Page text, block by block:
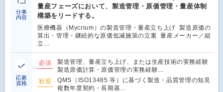
仕事
内容
量産フェーズにおいて、製造管理・原価管理・量産体制
構築をリードする。
医療機器（Mycrium）の製造管理・量産立ち上げ 製造原価の
算出・管理・継続的な原価低減施策の立案 量産メーカー／組
立…
応募
資格
必須
製造管理、量産立ち上げ、または生産技術の実務経験
製造原価計算・原価管理の実務経験…
歓迎
QMS（ISO13485 等）に基づく製造・品質管理の知見
複数年度契約・長期基…